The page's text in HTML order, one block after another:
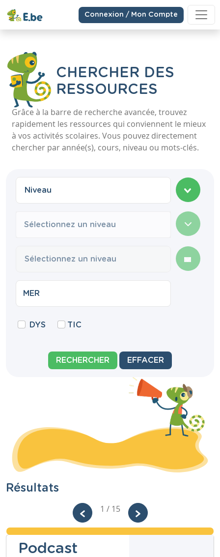
Connexion / Mon Compte
CHERCHER DES
RESSOURCES
Grâce à la barre de recherche avancée, trouvez
rapidement les ressources qui conviennent le mieux
à vos activités scolaires. Vous pouvez directement
chercher par année(s), cours, niveau ou mots-clés.
Sélectionnez un niveau
DYS TIC
RECHERCHER EFFACER
Résultats
1 / 15
Podcast